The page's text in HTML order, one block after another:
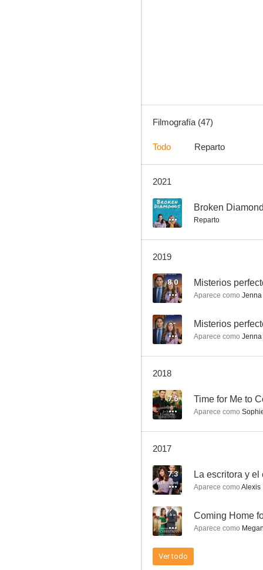
El efecto mariposa 2
7.6
Time for Me to Come Home for Christmas
7.3
7.0
Filmografía (47)
Todo Reparto
2021
-- Broken
Reparto
2019
8.0
Aparece como
-- Misterios
Aparece como
2018
7.6
Aparece como
2017
7.3 La escritora y el
Aparece como Alexis
-- Coming Home
Aparece como
Ver todo